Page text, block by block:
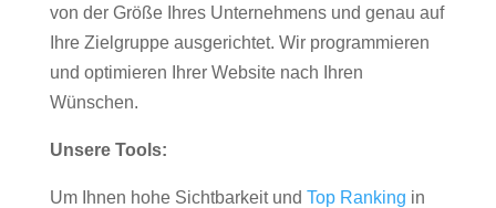
von der Größe Ihres Unternehmens und genau auf
Ihre Zielgruppe ausgerichtet. Wir programmieren
und optimieren Ihrer Website nach Ihren
Wünschen.
Unsere Tools:
Um Ihnen hohe Sichtbarkeit und Top Ranking in